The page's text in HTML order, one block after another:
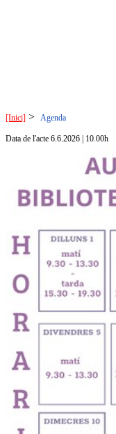
[Inici] > Agenda
Data de l'acte 6.6.2026 | 10.00h